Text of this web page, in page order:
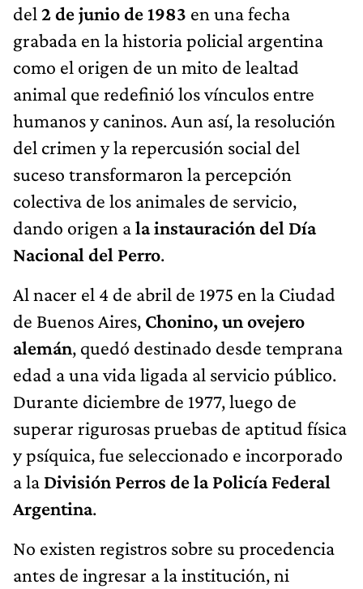
del 2 de junio de 1983 en una fecha
grabada en la historia policial argentina
como el origen de un mito de lealtad
animal que redefinió los vínculos entre
humanos y caninos. Aun así, la resolución
del crimen y la repercusión social del
suceso transformaron la percepción
colectiva de los animales de servicio,
dando origen ala instauración del Día
Nacional del Perro.
Al nacer el 4 de abril de 1975 en la Ciudad
de Buenos Aires, Chonino, un ovejero
alemán, quedó destinado desde temprana
edad a una vida ligada al servicio público.
Durante diciembre de 1977, luego de
superar rigurosas pruebas de aptitud física
y psíquica, fue seleccionado e incorporado
a la División Perros de la Policía Federal
Argentina.
No existen registros sobre su procedencia
antes de ingresar a la institución, ni